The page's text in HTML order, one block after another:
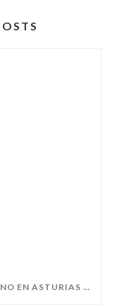
CÓMO VENTILAR LA CASA EN VERANO EN ASTURIAS SIN PERDER CONFORT